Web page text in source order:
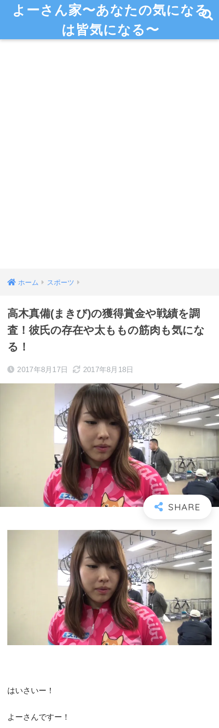
よーさん家〜あなたの気になる
は皆気になる〜
ホーム スポーツ
高木真備(まきび)の獲得賞金や戦績を調
査！彼氏の存在や太ももの筋肉も気にな
る！
2017年8月17日 2017年8月18日
はいさいー！
よーさんですー！